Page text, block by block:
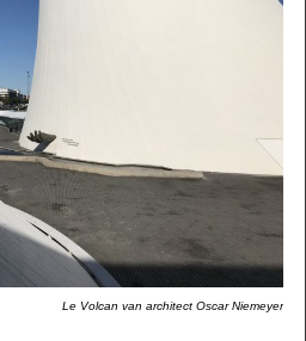
Le Volcan van architect Oscar Niemeyer